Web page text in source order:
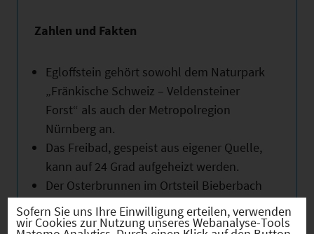
Zahlen und Fakten
Egloffstein gehört sowohl dem Naturpark
„Fränkische Schweiz – Veldensteiner
Forst“ als auch der Metropolregion
Nürnberg an.
Das Freibad, gespeist aus eigener Quelle,
kann auf 24 Grad aufgeheizt werden.
Der Osterbrunnen im Ortsteil Bieberbach
steht wegen seiner Größe im Guinness-
Buch der Rekorde.
Sofern Sie uns Ihre Einwilligung erteilen, verwenden
wir Cookies zur Nutzung unseres Webanalyse-Tools